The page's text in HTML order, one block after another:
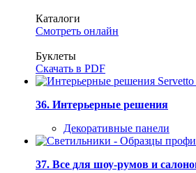
Каталоги
Смотреть онлайн
Буклеты
Скачать в PDF
36. Интерьерные решения
Декоративные панели
37. Все для шоу-румов и